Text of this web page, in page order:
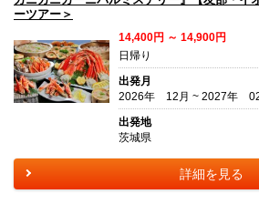
ーツアー＞
14,400円 ～ 14,900円
日帰り
出発月
2026年 12月 ~ 2027年
出発地
茨城県
詳細を見る